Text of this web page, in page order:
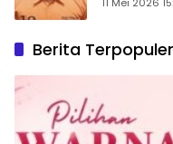
11 Mei 2026
Berita